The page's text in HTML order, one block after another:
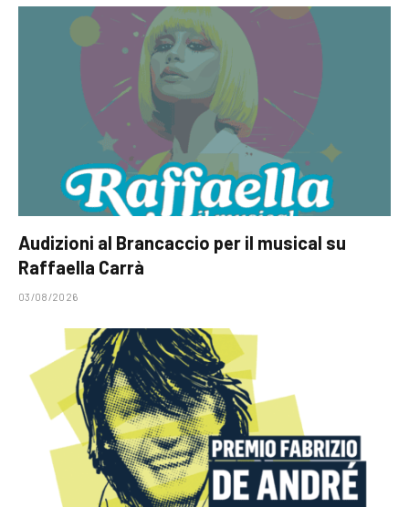
Audizioni al Brancaccio per il musical su
Raffaella Carrà
03/08/2026